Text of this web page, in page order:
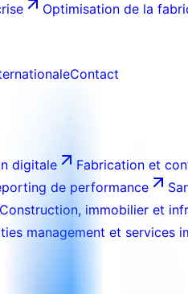
Optimisation de la
Contact
digitale Fabrication et
de performance
Construction, immobilier et
management et services